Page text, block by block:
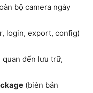
bộ camera ngày
login, export, config)
quan đến lưu trữ,
(biên bản